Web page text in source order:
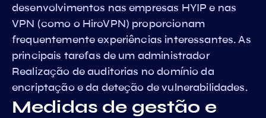
desenvolvimentos nas empresas HYIP e nas
VPN (como o HiroVPN) proporcionam
frequentemente experiências interessantes. As
principais tarefas de um administrador
Realização de auditorias no domínio da
encriptação e da deteção de vulnerabilidades.
Medidas de gestão e